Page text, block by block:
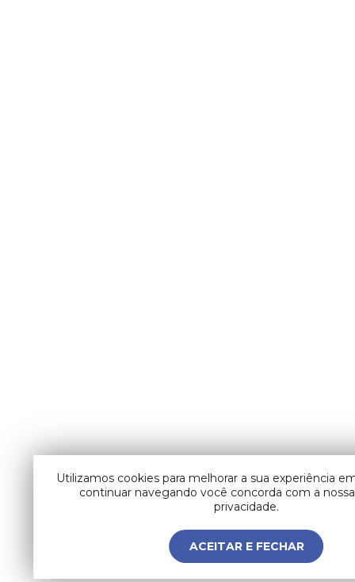
Utilizamos cookies para melhorar a sua experiência
continuar navegando você concorda com a
privacidade.
ACEITAR E FECHAR